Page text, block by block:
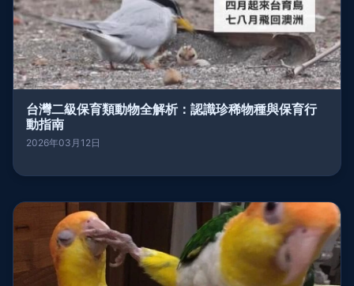
台灣二級保育類動物全解析：認識珍稀物種與保育行
動指南
2026年03月12日